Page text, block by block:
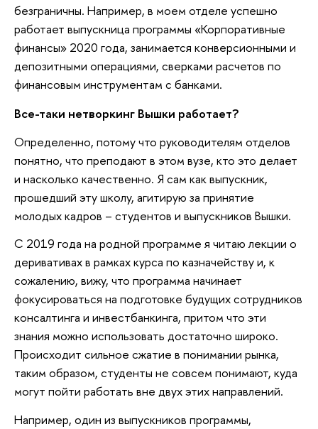
безграничны. Например, в моем отделе успешно
работает выпускница программы «Корпоративные
финансы» 2020 года, занимается конверсионными и
депозитными операциями, сверками расчетов по
финансовым инструментам с банками.
Все-таки нетворкинг Вышки работает?
Определенно, потому что руководителям отделов
понятно, что преподают в этом вузе, кто это делает
и насколько качественно. Я сам как выпускник,
прошедший эту школу, агитирую за принятие
молодых кадров – студентов и выпускников Вышки.
С 2019 года на родной программе я читаю лекции о
деривативах в рамках курса по казначейству и, к
сожалению, вижу, что программа начинает
фокусироваться на подготовке будущих сотрудников
консалтинга и инвестбанкинга, притом что эти
знания можно использовать достаточно широко.
Происходит сильное сжатие в понимании рынка,
таким образом, студенты не совсем понимают, куда
могут пойти работать вне двух этих направлений.
Например, один из выпускников программы,